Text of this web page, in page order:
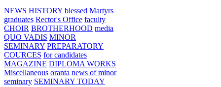
NEWS HISTORY blessed Martyrs
graduates Rector's Office faculty
CHOIR BROTHERHOOD media
QUO VADIS MINOR
SEMINARY PREPARATORY
COURCES for candidates
MAGAZINE DIPLOMA WORKS
Miscellaneous oranta news of minor
seminary SEMINARY TODAY